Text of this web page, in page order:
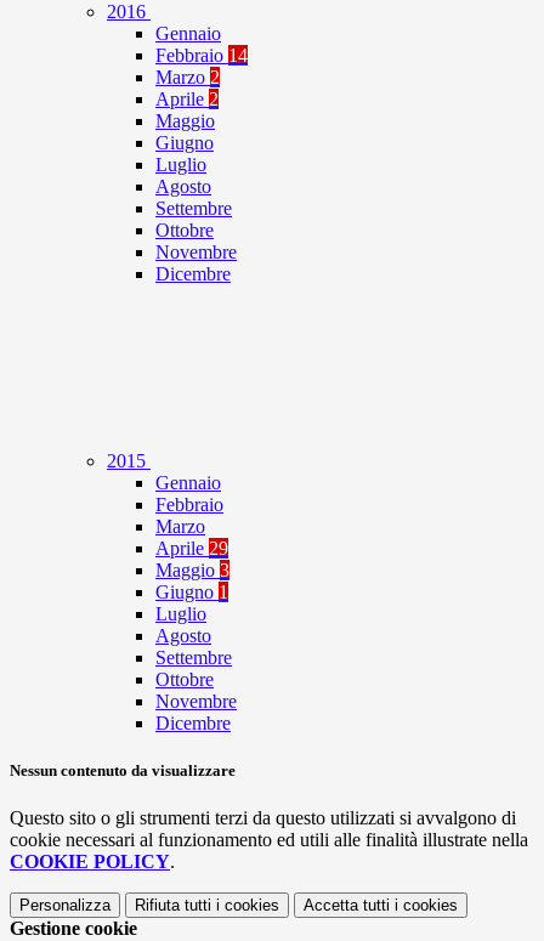
2016
Gennaio
Febbraio 14
Marzo 2
Aprile 2
Maggio
Giugno
Luglio
Agosto
Settembre
Ottobre
Novembre
Dicembre
2015
Gennaio
Febbraio
Marzo
Aprile 29
Maggio 3
Giugno 1
Luglio
Agosto
Settembre
Ottobre
Novembre
Dicembre
Nessun contenuto da visualizzare
Questo sito o gli strumenti terzi da questo utilizzati si avvalgono di
cookie necessari al funzionamento ed utili alle finalità illustrate nella
COOKIE POLICY.
Personalizza Rifiuta tutti i cookies Accetta tutti i cookies
Gestione cookie